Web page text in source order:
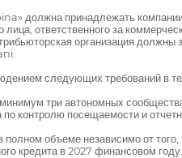
должна принадлежать
ответственного за
организация
следующих требований в
три автономных
контролю посещаемости и
объеме независимо от
кредита в 2027 финансовом году.